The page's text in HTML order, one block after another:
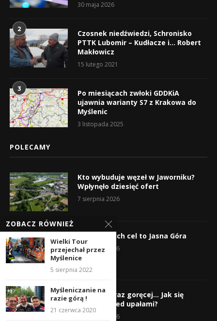
30 maja 2026
2
Czosnek niedźwiedzi, Schronisko
PTTK Lubomir – Kudłacze i… Robert
Makłowicz
15 lutego 2021
3
Po miesiącach zwłoki GDDKiA
ujawnia warianty S7 z Krakowa do
Myślenic
3 listopada 2025
POLECAMY
Kto wybuduje węzeł w Jaworniku?
Wpłynęło dziesięć ofert
7 sierpnia 2026
Wyruszyli! Ich cel to Jasna Góra
5 sierpnia 2026
Gorąco, coraz goręcej… Jak się
chronić przed upałami?
4 sierpnia 2026
ZOBACZ RÓWNIEŻ
Wielki Tour
przejechał przez
Myślenice
5 sierpnia 2022
Myśleniczanie na
razie górą !
21 czerwca 2020